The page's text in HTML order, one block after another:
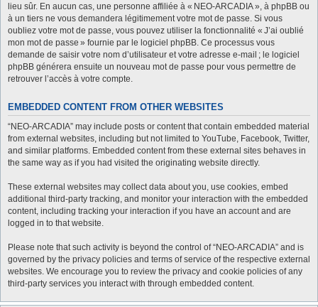
lieu sûr. En aucun cas, une personne affiliée à « NEO-ARCADIA », à phpBB ou
à un tiers ne vous demandera légitimement votre mot de passe. Si vous
oubliez votre mot de passe, vous pouvez utiliser la fonctionnalité « J’ai oublié
mon mot de passe » fournie par le logiciel phpBB. Ce processus vous
demande de saisir votre nom d’utilisateur et votre adresse e-mail ; le logiciel
phpBB générera ensuite un nouveau mot de passe pour vous permettre de
retrouver l’accès à votre compte.
EMBEDDED CONTENT FROM OTHER WEBSITES
“NEO-ARCADIA” may include posts or content that contain embedded material
from external websites, including but not limited to YouTube, Facebook, Twitter,
and similar platforms. Embedded content from these external sites behaves in
the same way as if you had visited the originating website directly.
These external websites may collect data about you, use cookies, embed
additional third-party tracking, and monitor your interaction with the embedded
content, including tracking your interaction if you have an account and are
logged in to that website.
Please note that such activity is beyond the control of “NEO-ARCADIA” and is
governed by the privacy policies and terms of service of the respective external
websites. We encourage you to review the privacy and cookie policies of any
third-party services you interact with through embedded content.